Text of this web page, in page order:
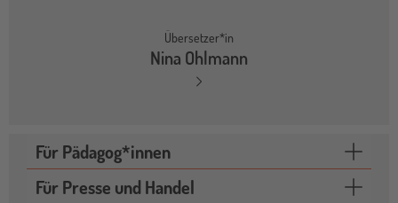
Übersetzer*in
Nina Ohlmann
Für Pädagog*innen
Für Presse und Handel